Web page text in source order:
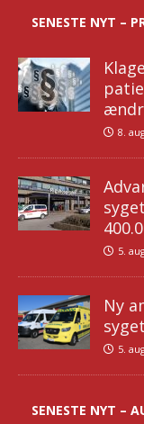
SENESTE NYT –
8.
5.
Ny
5.
SENESTE NYT –